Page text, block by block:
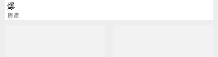
爆
房產